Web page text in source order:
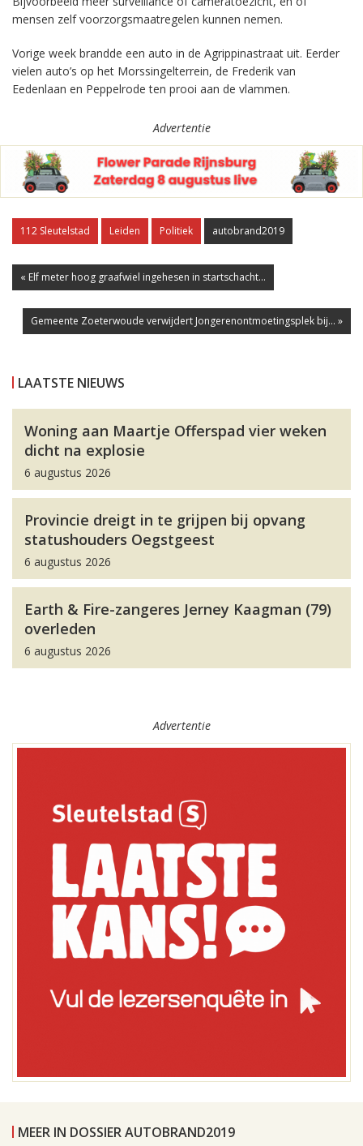
mensen zelf voorzorgsmaatregelen kunnen nemen.
Vorige week brandde een auto in de Agrippinastraat uit. Eerder
vielen auto’s op het Morssingelterrein, de Frederik van
Eedenlaan en Peppelrode ten prooi aan de vlammen.
Advertentie
112 Sleutelstad Leiden Politiek autobrand2019
« Elf meter hoog graafwiel ingehesen in startschacht...
Gemeente Zoeterwoude verwijdert Jongerenontmoetingsplek bij... »
LAATSTE NIEUWS
Woning aan Maartje Offerspad vier weken
dicht na explosie
6 augustus 2026
Provincie dreigt in te grijpen bij opvang
statushouders Oegstgeest
6 augustus 2026
Earth & Fire-zangeres Jerney Kaagman (79)
overleden
6 augustus 2026
Advertentie
MEER IN DOSSIER AUTOBRAND2019